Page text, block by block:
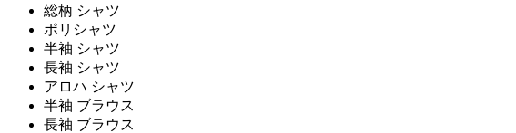
総柄 シャツ
ポリシャツ
半袖 シャツ
長袖 シャツ
アロハ シャツ
半袖 ブラウス
長袖 ブラウス